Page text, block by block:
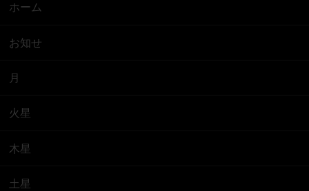
ホーム
お知せ
月
火星
木星
土星